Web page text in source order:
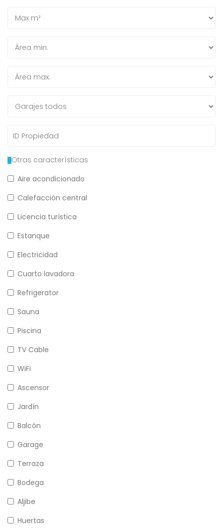
Otras características
Aire acondicionado
Calefacción central
Licencia turística
Estanque
Electricidad
Cuarto lavadora
Refrigerator
Sauna
Piscina
TV Cable
WiFi
Ascensor
Jardín
Balcón
Garage
Terraza
Bodega
Aljibe
Huertas